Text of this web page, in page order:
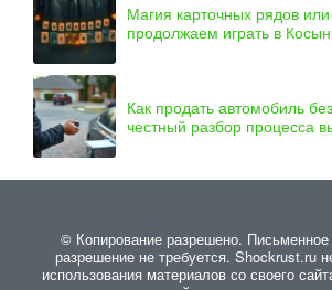
Магия карточных рядов
продолжаем играть в
Как продать автомобиль
честный разбор процесса
© Копирование разрешено.
разрешение не требуется. Shockrust.ru
использования материалов со своего